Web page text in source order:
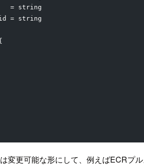
= string
= string
変更可能な形にして、例えばECRプ